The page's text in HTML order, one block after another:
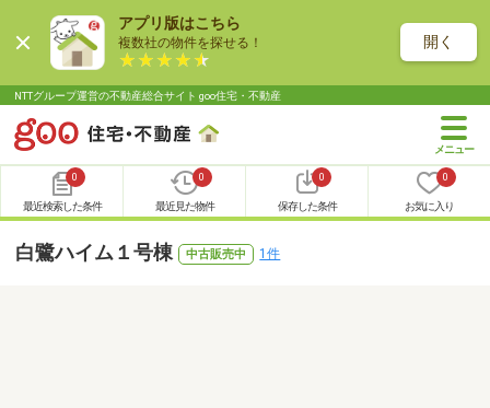
アプリ版はこちら
複数社の物件を探せる！ 開く
NTTグループ運営の不動産総合サイト goo住宅・不動産
0
最近検索した条件
0
最近見た物件
0
保存した条件
0
お気に入り
白鷺ハイム１号棟 中古販売中 1件